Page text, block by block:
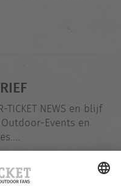
NEWS en blijf
Events en